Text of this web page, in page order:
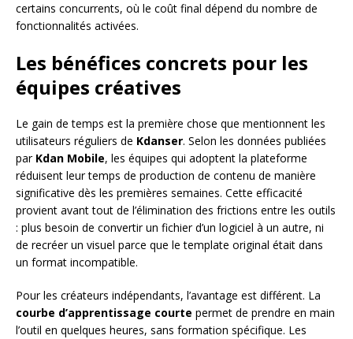
certains concurrents, où le coût final dépend du nombre de
fonctionnalités activées.
Les bénéfices concrets pour les
équipes créatives
Le gain de temps est la première chose que mentionnent les
utilisateurs réguliers de Kdanser. Selon les données publiées
par Kdan Mobile, les équipes qui adoptent la plateforme
réduisent leur temps de production de contenu de manière
significative dès les premières semaines. Cette efficacité
provient avant tout de l’élimination des frictions entre les outils
: plus besoin de convertir un fichier d’un logiciel à un autre, ni
de recréer un visuel parce que le template original était dans
un format incompatible.
Pour les créateurs indépendants, l’avantage est différent. La
courbe d’apprentissage courte permet de prendre en main
l’outil en quelques heures, sans formation spécifique. Les